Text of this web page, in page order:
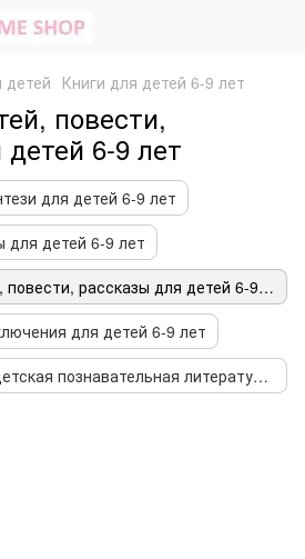
детей Книги для детей 6-9 лет
повести,
6-9 лет
для детей 6-9 лет
для детей 6-9 лет
Проза для детей, повести, рассказы для детей 6-9 лет
для детей 6-9 лет
Энциклопедии, детская познавательная литература для детей 6-9 лет